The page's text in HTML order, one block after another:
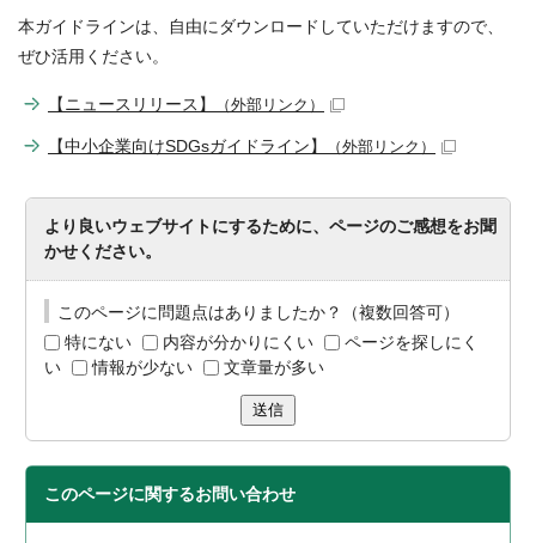
本ガイドラインは、自由にダウンロードしていただけますので、
ぜひ活用ください。
【ニュースリリース】 （外部リンク）
【中小企業向けSDGsガイドライン】 （外部リンク）
より良いウェブサイトにするために、ページのご感想をお聞
かせください。
このページに問題点はありましたか？（複数回答可）
特にない
内容が分かりにくい
ページを探しにく
い
情報が少ない 文章量が多い
送信
このページに関するお問い合わせ